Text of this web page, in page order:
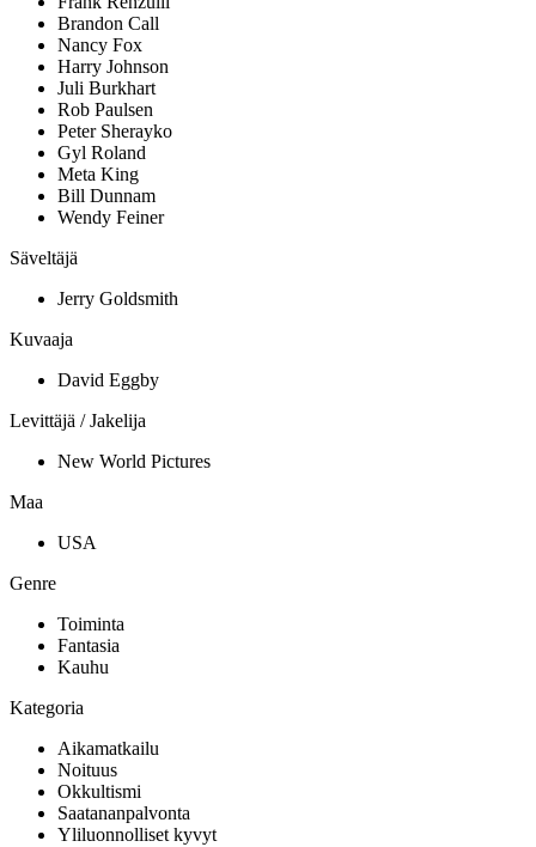
Brandon Call
Nancy Fox
Harry Johnson
Juli Burkhart
Rob Paulsen
Peter Sherayko
Gyl Roland
Meta King
Bill Dunnam
Wendy Feiner
Säveltäjä
Jerry Goldsmith
Kuvaaja
David Eggby
Levittäjä / Jakelija
New World Pictures
Maa
USA
Genre
Toiminta
Fantasia
Kauhu
Kategoria
Aikamatkailu
Noituus
Okkultismi
Saatananpalvonta
Yliluonnolliset kyvyt